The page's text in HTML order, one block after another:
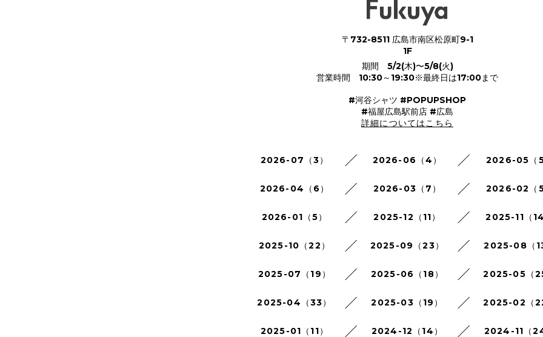
〒732-8511 広島市南区松原町9-1
1F
期間 5/2(木)〜5/8(火)
営業時間 10:30～19:30※最終日は17:00まで
#河谷シャツ #POPUPSHOP
#福屋広島駅前店 #広島
詳細についてはこちら
2026-07（3） 2026-06（4） 2026-05（5
2026-04（6） 2026-03（7） 2026-02（5
2026-01（5） 2025-12（11） 2025-11（14
2025-10（22） 2025-09（23） 2025-08（13
2025-07（19） 2025-06（18） 2025-05（
2025-04（33） 2025-03（19） 2025-02（
2025-01（11） 2024-12（14） 2024-11（24